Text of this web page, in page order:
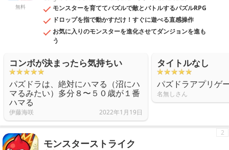
無料
モンスターを育ててパズルで敵とバトルするパズルRPG
ドロップを指で動かすだけ！すぐに遊べる直感操作
お気に入りのモンスターを進化させてダンジョンを進も
う
コンボが決まったら気持ちい
パズドラは、絶対にハマる（沼にハ
マるみたい）多分８〜５０歳が１番
ハマる
伊藤海咲 2022年1月19日
タイトルなし
パズドラアプリゲ
名無しさん
モンスターストライク
2